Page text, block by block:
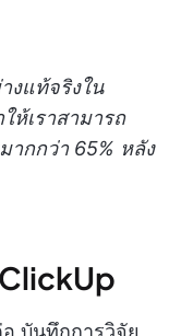
งแท้จริงใน
ห้เราสามารถ
ากกว่า 65% หลัง
บันทึกการวิจัย